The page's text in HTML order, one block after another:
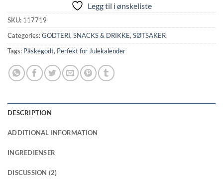
Legg til i ønskeliste
SKU: 117719
Categories:GODTERI, SNACKS & DRIKKE, SØTSAKER
Tags: Påskegodt, Perfekt for Julekalender
DESCRIPTION
ADDITIONAL INFORMATION
INGREDIENSER
DISCUSSION (2)